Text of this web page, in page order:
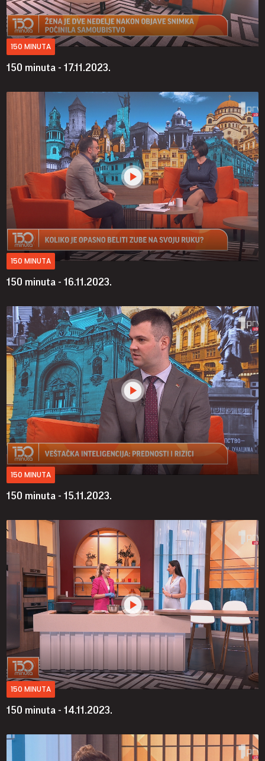
150 MINUTA
150 minuta - 17.11.2023.
150 MINUTA
150 minuta - 16.11.2023.
150 MINUTA
150 minuta - 15.11.2023.
150 MINUTA
150 minuta - 14.11.2023.